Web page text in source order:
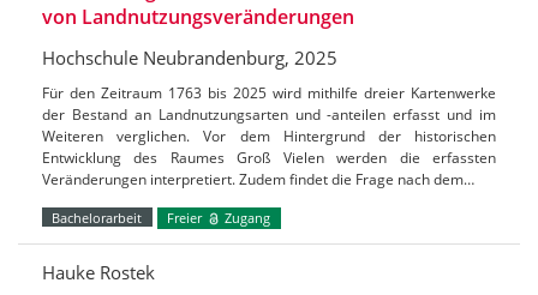
von Landnutzungsveränderungen
Hochschule Neubrandenburg, 2025
Für den Zeitraum 1763 bis 2025 wird mithilfe dreier Kartenwerke
der Bestand an Landnutzungsarten und -anteilen erfasst und im
Weiteren verglichen. Vor dem Hintergrund der historischen
Entwicklung des Raumes Groß Vielen werden die erfassten
Veränderungen interpretiert. Zudem findet die Frage nach dem…
Bachelorarbeit Freier Zugang
Hauke Rostek